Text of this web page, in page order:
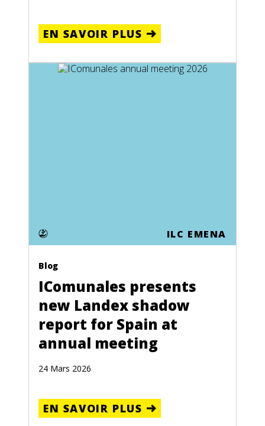
EN SAVOIR PLUS
ILC EMENA
Blog
IComunales presents
new Landex shadow
report for Spain at
annual meeting
24 Mars 2026
EN SAVOIR PLUS